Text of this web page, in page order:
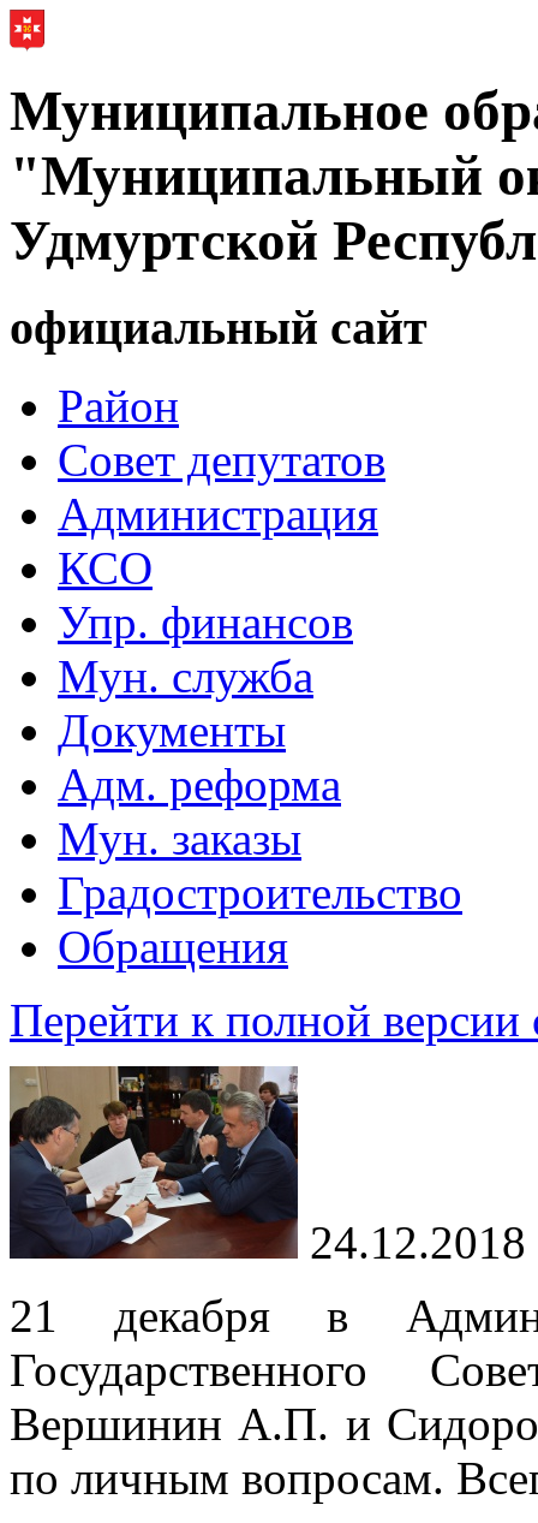
Муниципальное
"Муниципальный
Удмуртской
официальный сайт
Район
Совет депутатов
Администрация
КСО
Упр. финансов
Мун. служба
Документы
Адм. реформа
Мун. заказы
Градостроительство
Обращения
Перейти к полной версии
24.12.2018
21 декабря в
Государственного
Вершинин А.П. и
по личным вопросам.